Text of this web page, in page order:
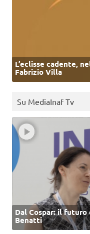
L’eclisse cadente,
Fabrizio Villa
Su MediaInaf Tv
Dal Cospar: il futuro
Benatti